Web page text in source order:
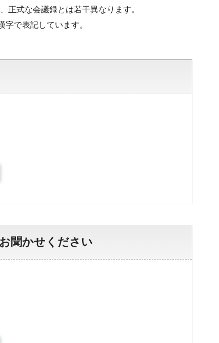
正式な会議録とは若干異なります。
字で表記しています。
聞かせください